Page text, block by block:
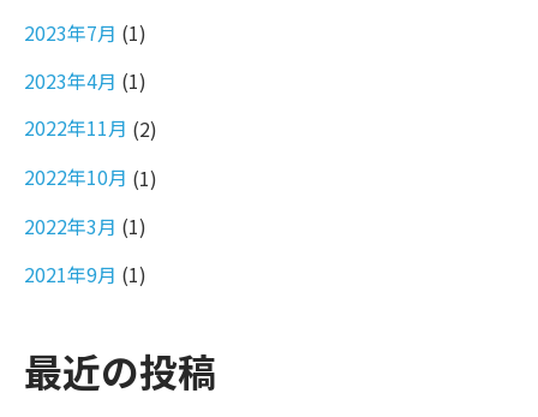
2023年7月 (1)
2023年4月 (1)
2022年11月 (2)
2022年10月 (1)
2022年3月 (1)
2021年9月 (1)
最近の投稿